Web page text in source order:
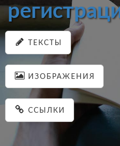
ТЕКСТЫ
ИЗОБРАЖЕНИЯ
ССЫЛКИ